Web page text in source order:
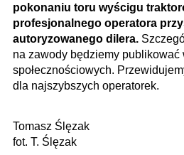
pokonaniu toru wyścigu
profesjonalnego operatora
autoryzowanego dilera.
na zawody będziemy publikować
społecznościowych.
dla najszybszych operatorek.
Tomasz Ślęzak
​fot. T. Ślęzak